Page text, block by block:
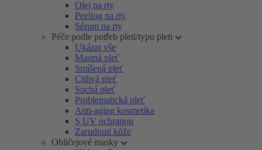
Olej na rty
Peeling na rty
Sérum na rty
Péče podle potřeb pleti/typu pleti
Ukázat vše
Mastná pleť
Smíšená pleť
Citlivá pleť
Suchá pleť
Problematická pleť
Anti-aging kosmetika
S UV ochranou
Zarudnutí kůže
Obličejové masky